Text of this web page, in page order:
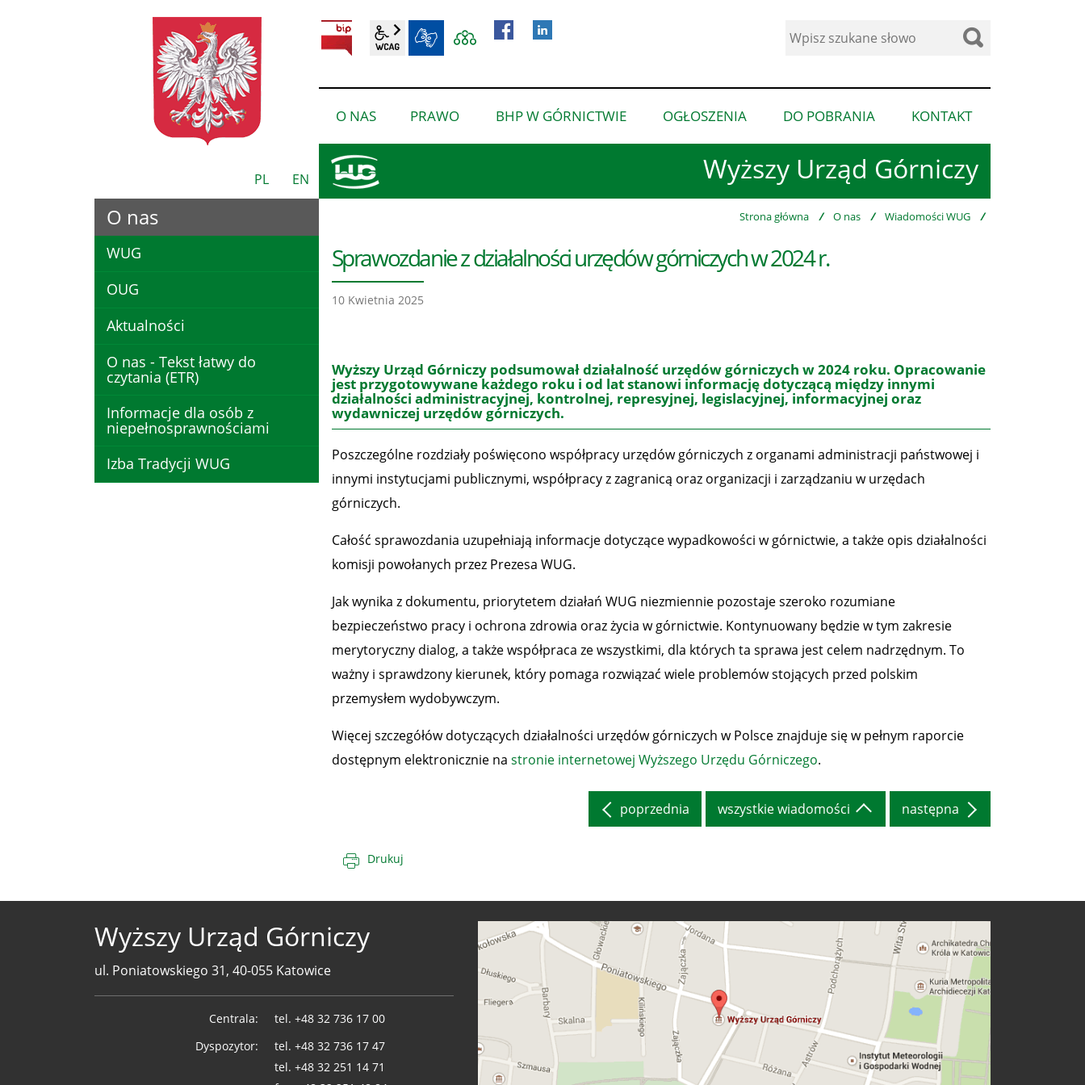
PL EN Wyższy Urząd Górniczy
BIP wcag2.1
Wyszukaj
O NAS
pokaż
podmenu
PRAWO
pokaż
podmenu
BHP W GÓRNICTWIE
pokaż
podmenu
OGŁOSZENIA
pokaż
podmenu
dla
“Ogłoszenia”
DO POBRANIA
pokaż
podmenu
dla
pobrania”
KONTAKT
podmenu
Strona główna / O nas / Wiadomości WUG /
Sprawozdanie z działalności urzędów górniczych w 2024 r.
10 Kwietnia 2025
Wyższy Urząd Górniczy podsumował działalność urzędów górniczych w 2024 roku. Opracowanie
jest przygotowywane każdego roku i od lat stanowi informację dotyczącą między innymi
działalności administracyjnej, kontrolnej, represyjnej, legislacyjnej, informacyjnej oraz
wydawniczej urzędów górniczych.
Poszczególne rozdziały poświęcono współpracy urzędów górniczych z organami administracji państwowej i
innymi instytucjami publicznymi, współpracy z zagranicą oraz organizacji i zarządzaniu w urzędach
górniczych.
Całość sprawozdania uzupełniają informacje dotyczące wypadkowości w górnictwie, a także opis działalności
komisji powołanych przez Prezesa WUG.
Jak wynika z dokumentu, priorytetem działań WUG niezmiennie pozostaje szeroko rozumiane
bezpieczeństwo pracy i ochrona zdrowia oraz życia w górnictwie. Kontynuowany będzie w tym zakresie
merytoryczny dialog, a także współpraca ze wszystkimi, dla których ta sprawa jest celem nadrzędnym. To
ważny i sprawdzony kierunek, który pomaga rozwiązać wiele problemów stojących przed polskim
przemysłem wydobywczym.
Więcej szczegółów dotyczących działalności urzędów górniczych w Polsce znajduje się w pełnym raporcie
dostępnym elektronicznie na stronie internetowej Wyższego Urzędu Górniczego.
poprzednia wszystkie wiadomości następna
Drukuj
O nas
WUG
OUG
Aktualności
O nas - Tekst łatwy do
czytania (ETR)
Informacje dla osób z
niepełnosprawnościami
Izba Tradycji WUG
Wyższy Urząd Górniczy
ul. Poniatowskiego 31, 40-055 Katowice
Centrala: tel. +48 32 736 17 00
Dyspozytor:
tel. +48 32 736 17 47
tel. +48 32 251 14 71